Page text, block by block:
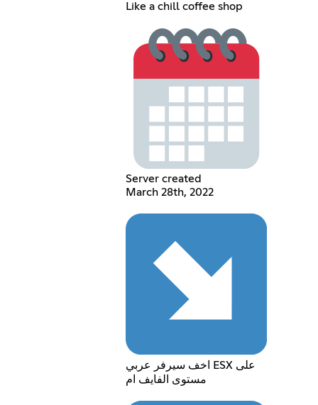
Like a chill coffee shop
Server created
March 28th, 2022
اخف سيرفر عربي ESX على
مستوى الفايف ام